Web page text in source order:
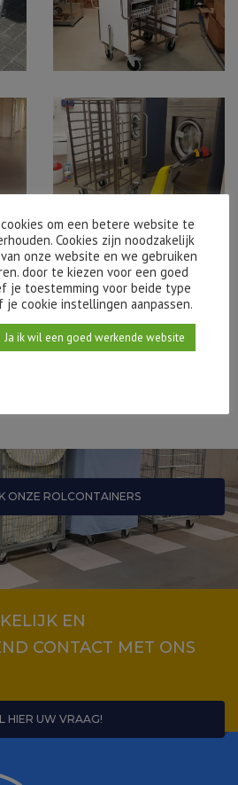
ONZE ROLCONTAINERS
EN
CONTACT MET ONS
HIER UW VRAAG!
om een betere website te
Cookies zijn noodzakelijk
onze website en we gebruiken
door te kiezen voor een goed
je toestemming voor beide type
je cookie instellingen aanpassen.
Ja ik wil een goed werkende website